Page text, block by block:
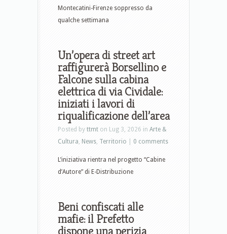
Montecatini-Firenze soppresso da
qualche settimana
Un’opera di street art
raffigurerà Borsellino e
Falcone sulla cabina
elettrica di via Cividale:
iniziati i lavori di
riqualificazione dell’area
Posted by ttmt on Lug 3, 2026 in Arte &
Cultura, News, Territorio 0 comments
L’iniziativa rientra nel progetto “Cabine
d’Autore” di E-Distribuzione
Beni confiscati alle
mafie: il Prefetto
dispone una perizia